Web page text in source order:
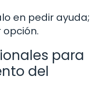
en pedir ayuda;
opción.
para
del